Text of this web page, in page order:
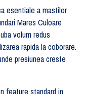
esentiale a mastilor
Mares Culoare
volum redus
rapida la coborare.
presiunea creste
feature standard in